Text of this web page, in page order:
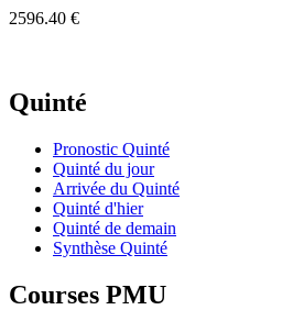
2596.40 €
Quinté
Pronostic Quinté
Quinté du jour
Arrivée du Quinté
Quinté d'hier
Quinté de demain
Synthèse Quinté
Courses PMU